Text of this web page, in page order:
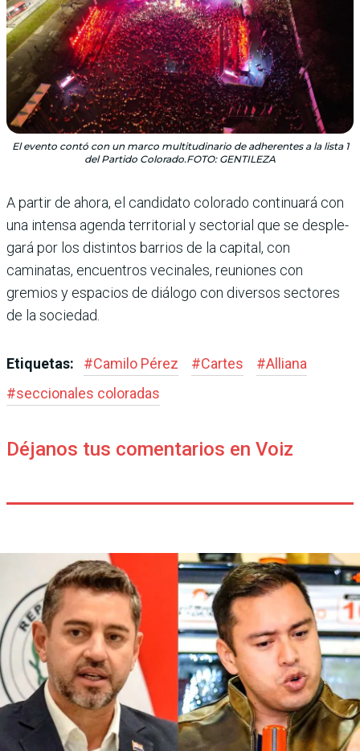
El evento contó con un marco multitudinario de adherentes a la lista 1
del Partido Colorado.FOTO: GENTILEZA
A partir de ahora, el candi­dato colorado continuará con
una intensa agenda territo­rial y sectorial que se desple­
gará por los distintos barrios de la capital, con
caminatas, encuentros vecinales, reunio­nes con
gremios y espacios de diálogo con diversos sectores
de la sociedad.
Etiquetas: #Camilo Pérez #Cartes #Alliana
#seccionales coloradas
Déjanos tus comentarios en Voiz